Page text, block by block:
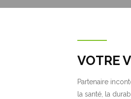
VOTRE
Partenaire
la santé, la